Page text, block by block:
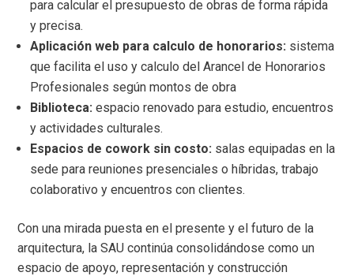
para calcular el presupuesto de obras de forma rápida
y precisa.
Aplicación web para calculo de honorarios: sistema
que facilita el uso y calculo del Arancel de Honorarios
Profesionales según montos de obra
Biblioteca: espacio renovado para estudio, encuentros
y actividades culturales.
Espacios de cowork sin costo: salas equipadas en la
sede para reuniones presenciales o híbridas, trabajo
colaborativo y encuentros con clientes.
Con una mirada puesta en el presente y el futuro de la
arquitectura, la SAU continúa consolidándose como un
espacio de apoyo, representación y construcción